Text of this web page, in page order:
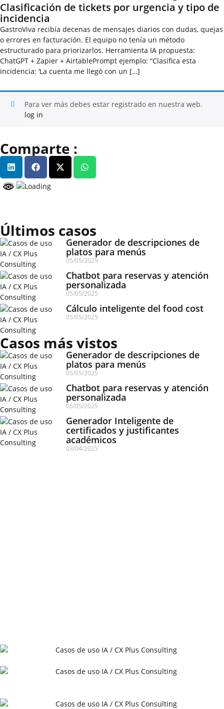
Clasificación de tickets por urgencia y tipo de
incidencia
GastroViva recibía decenas de mensajes diarios con dudas, quejas
o errores en facturación. El equipo no tenía un método
estructurado para priorizarlos. Herramienta IA propuesta:
ChatGPT + Zapier + AirtablePrompt ejemplo: “Clasifica esta
incidencia: ‘La cuenta me llegó con un […]
Para ver más debes estar registrado en nuestra web.
log in
Comparte :
Últimos casos
Generador de descripciones de
platos para menús
05/05/2025
Chatbot para reservas y atención
personalizada
05/05/2025
Cálculo inteligente del food cost
05/05/2025
Casos más vistos
Generador de descripciones de
platos para menús
05/05/2025
Chatbot para reservas y atención
personalizada
05/05/2025
Generador Inteligente de
certificados y justificantes
académicos
03/04/2025